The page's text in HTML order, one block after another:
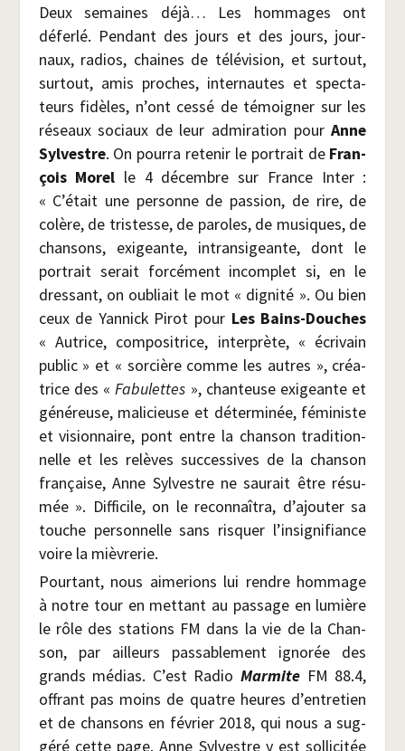
Deux semaines déjà… Les hom­mages ont
défer­lé. Pen­dant des jours et des jours, jour­
naux, radios, chaines de télé­vi­sion, et sur­tout,
sur­tout, amis proches, inter­nautes et spec­ta­
teurs fidèles, n’ont ces­sé de témoi­gner sur les
réseaux sociaux de leur admi­ra­tion pourAnne
Syl­vestre. On pour­ra rete­nir le por­trait de Fran­
çois Morel le 4 décembre sur France Inter :
« C’était une per­sonne de pas­sion, de rire, de
colère, de tris­tesse, de paroles, de musiques, de
chan­sons, exi­geante, intran­si­geante, dont le
por­trait serait for­cé­ment incom­plet si, en le
dres­sant, on oubliait le mot « digni­té ». Ou bien
ceux de Yan­nick Pirot pour Les Bains-Douches
« Autrice, com­po­si­trice, inter­prète, « écri­vain
public » et « sor­cière comme les autres », créa­
trice des «Fabu­lettes », chan­teuse exi­geante et
géné­reuse, mali­cieuse et déter­mi­née, fémi­niste
et vision­naire, pont entre la chan­son tra­di­tion­
nelle et les relèves suc­ces­sives de la chan­son
fran­çaise, Anne Syl­vestre ne sau­rait être résu­
mée ». Dif­fi­cile, on le recon­naî­tra, d’ajouter sa
touche per­son­nelle sans ris­quer l’insignifiance
voire la mièvrerie.
Pour­tant, nous aime­rions lui rendre hom­mage
à notre tour en met­tant au pas­sage en lumière
le rôle des sta­tions FM dans la vie de la Chan­
son, par ailleurs pas­sa­ble­ment igno­rée des
grands médias. C’est RadioMar­mite FM 88.4,
offrant pas moins de quatre heures d’entretien
et de chan­sons en février 2018, qui nous a sug­
gé­ré cette page. Anne Syl­vestre y est sol­li­ci­tée